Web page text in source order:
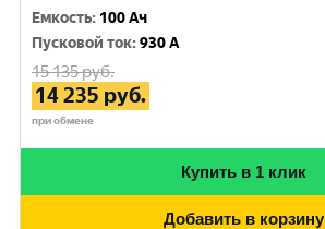
Емкость: 100 Ач
Пусковой ток:930 A
15 135руб.
14 235 руб.
при обмене
Купить в 1 клик
Добавить в корзину